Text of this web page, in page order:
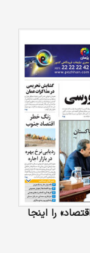
را اینجا